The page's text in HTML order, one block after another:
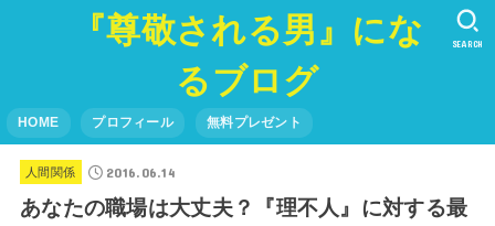
『尊敬される男』にな
るブログ
HOME プロフィール 無料プレゼント
SEARCH
人間関係 2016.06.14
あなたの職場は大丈夫？『理不人』に対する最